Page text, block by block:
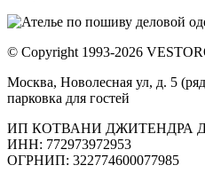
© Copyright 1993-2026
Москва, Новолесная ул, д. 5
парковка для гостей
ИП КОТВАНИ ДЖИТЕНДРА
ИНН: 772973972953
ОГРНИП: 322774600077985